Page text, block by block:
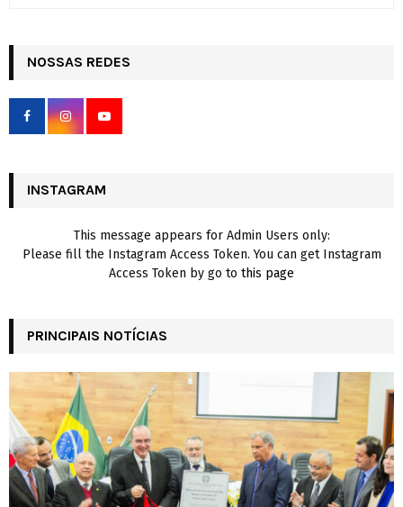
h
f
r
NOSSAS REDES
INSTAGRAM
This message appears for Admin Users only:
Please fill the Instagram Access Token. You can get Instagram
Access Token by go to this page
PRINCIPAIS NOTÍCIAS